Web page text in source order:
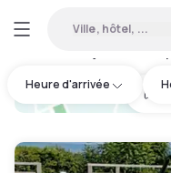
Ville, hôtel, ...
Heure d'arrivée